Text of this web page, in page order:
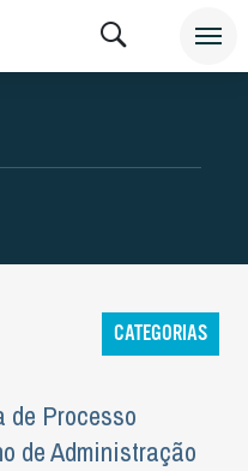
CATEGORIAS
de Processo
de Administração